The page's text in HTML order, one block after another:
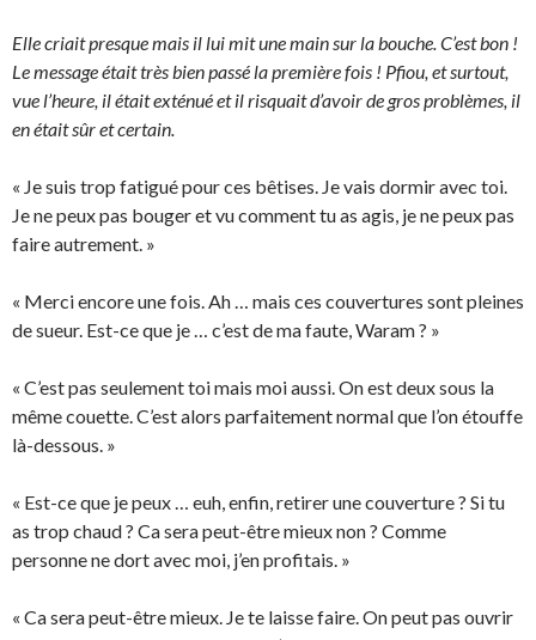
Elle criait presque mais il lui mit une main sur la bouche. C’est bon !
Le message était très bien passé la première fois ! Pfiou, et surtout,
vue l’heure, il était exténué et il risquait d’avoir de gros problèmes, il
en était sûr et certain.
« Je suis trop fatigué pour ces bêtises. Je vais dormir avec toi.
Je ne peux pas bouger et vu comment tu as agis, je ne peux pas
faire autrement. »
« Merci encore une fois. Ah … mais ces couvertures sont pleines
de sueur. Est-ce que je … c’est de ma faute, Waram ? »
« C’est pas seulement toi mais moi aussi. On est deux sous la
même couette. C’est alors parfaitement normal que l’on étouffe
là-dessous. »
« Est-ce que je peux … euh, enfin, retirer une couverture ? Si tu
as trop chaud ? Ca sera peut-être mieux non ? Comme
personne ne dort avec moi, j’en profitais. »
« Ca sera peut-être mieux. Je te laisse faire. On peut pas ouvrir